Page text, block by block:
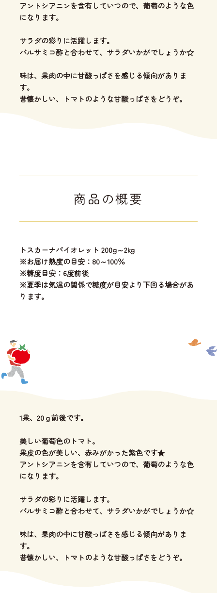
アントシアニンを含有していつので、葡萄のような色
になります。
サラダの彩りに活躍します。
バルサミコ酢と合わせて、サラダいかがでしょうか☆
味は、果肉の中に甘酸っぱさを感じる傾向がありま
す。
昔懐かしい、トマトのような甘酸っぱさをどうぞ。
商品の概要
トスカーナバイオレット 200g～2kg
※お届け熟度の目安：80～100％
※糖度目安：6度前後
※夏季は気温の関係で糖度が目安より下回る場合があ
ります。
1果、20ｇ前後です。
美しい葡萄色のトマト。
果皮の色が美しい、赤みがかった紫色です★
アントシアニンを含有していつので、葡萄のような色
になります。
サラダの彩りに活躍します。
バルサミコ酢と合わせて、サラダいかがでしょうか☆
味は、果肉の中に甘酸っぱさを感じる傾向がありま
す。
昔懐かしい、トマトのような甘酸っぱさをどうぞ。